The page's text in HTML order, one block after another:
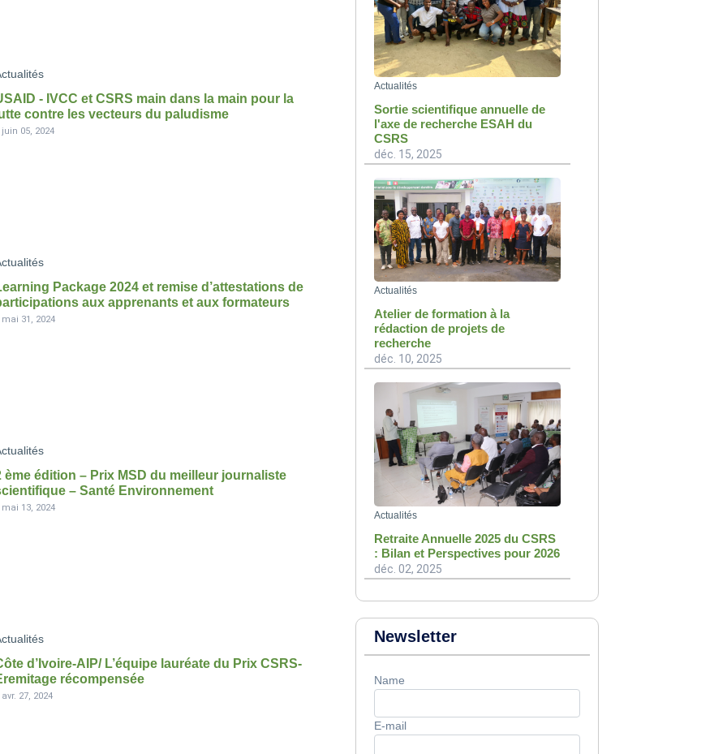
- IVCC et CSRS main dans la main pour la
contre les vecteurs du paludisme
juin 05, 2024
Package 2024 et remise d’attestations de
aux apprenants et aux formateurs
mai 31, 2024
ème édition – Prix MSD du meilleur journaliste
– Santé Environnement
mai 13, 2024
d’Ivoire-AIP/ L’équipe lauréate du Prix CSRS-
récompensée
avr. 27, 2024
Actualités
Sortie scientifique annuelle de
l'axe de recherche ESAH du
CSRS
déc. 15, 2025
Actualités
Atelier de formation à la
rédaction de projets de
recherche
déc. 10, 2025
Actualités
Retraite Annuelle 2025 du CSRS
: Bilan et Perspectives pour 2026
déc. 02, 2025
Newsletter
Name
E-mail